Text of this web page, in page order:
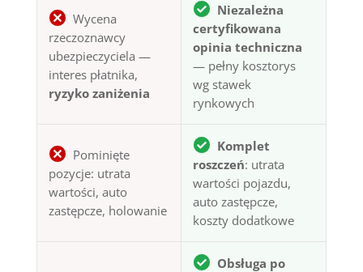
Wycena
rzeczoznawcy
ubezpieczyciela —
interes płatnika,
ryzyko zaniżenia
Niezależna
certyfikowana
opinia techniczna
— pełny kosztorys
wg stawek
rynkowych
Pominięte
pozycje: utrata
wartości, auto
zastępcze, holowanie
Komplet
roszczeń: utrata
wartości pojazdu,
auto zastępcze,
koszty dodatkowe
Obsługa po